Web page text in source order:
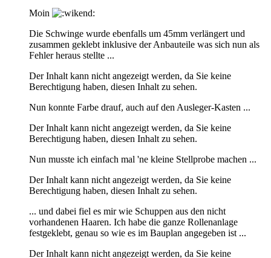
Moin
Die Schwinge wurde ebenfalls um 45mm verlängert und
zusammen geklebt inklusive der Anbauteile was sich nun als
Fehler heraus stellte ...
Der Inhalt kann nicht angezeigt werden, da Sie keine
Berechtigung haben, diesen Inhalt zu sehen.
Nun konnte Farbe drauf, auch auf den Ausleger-Kasten ...
Der Inhalt kann nicht angezeigt werden, da Sie keine
Berechtigung haben, diesen Inhalt zu sehen.
Nun musste ich einfach mal 'ne kleine Stellprobe machen ...
Der Inhalt kann nicht angezeigt werden, da Sie keine
Berechtigung haben, diesen Inhalt zu sehen.
... und dabei fiel es mir wie Schuppen aus den nicht
vorhandenen Haaren. Ich habe die ganze Rollenanlage
festgeklebt, genau so wie es im Bauplan angegeben ist ...
Der Inhalt kann nicht angezeigt werden, da Sie keine